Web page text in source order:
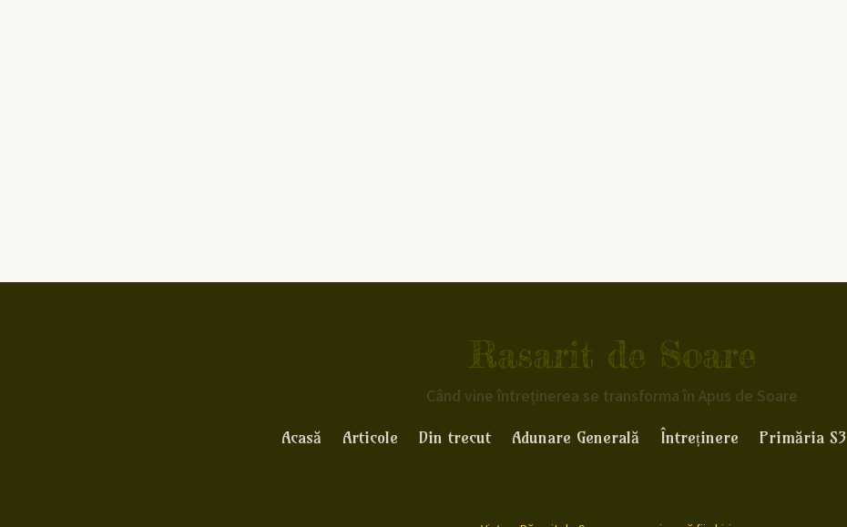
Rasarit de Soare
Când vine întreținerea se transforma în Apus de Soare
Acasă Articole Din trecut Adunare Generală Întreținere Primăria S3